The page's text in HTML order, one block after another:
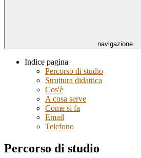
navigazione
Indice pagina
Percorso di studio
Struttura didattica
Cos'è
A cosa serve
Come si fa
Email
Telefono
Percorso di studio